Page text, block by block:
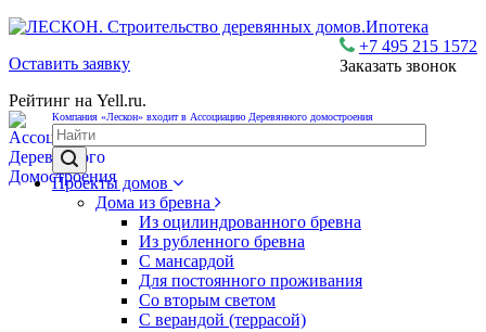
+7 495 215 1572
Заказать звонок
Ипотека
Оставить заявку
Рейтинг на Yell.ru.
Компания «Лескон» входит в Ассоциацию Деревянного домостроения
Проекты домов
Дома из бревна
Из оцилиндрованного бревна
Из рубленного бревна
С мансардой
Для постоянного проживания
Со вторым светом
С верандой (террасой)